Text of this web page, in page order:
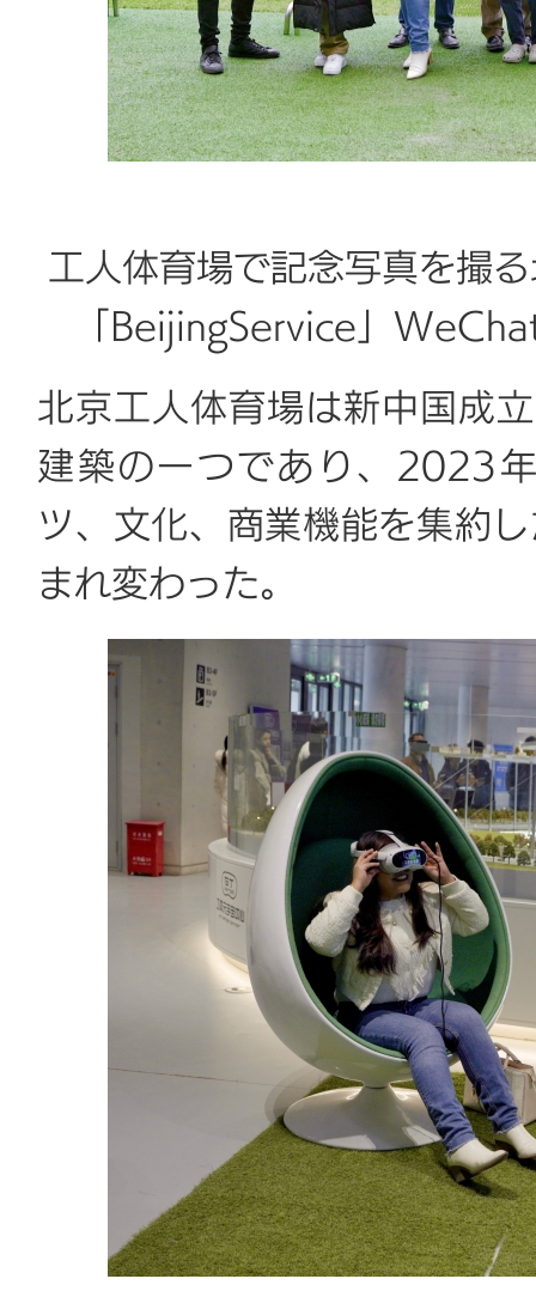
工人体育場で記念写真を撮
「BeijingService」
北京工人体育場は新中国成
建築の一つであり、2023
ツ、文化、商業機能を集約
まれ変わった。